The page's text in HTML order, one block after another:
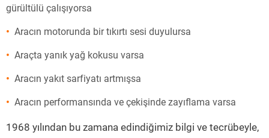
gürültülü çalışıyorsa
Aracın motorunda bir tıkırtı sesi duyulursa
Araçta yanık yağ kokusu varsa
Aracın yakıt sarfiyatı artmışsa
Aracın performansında ve çekişinde zayıflama varsa
1968 yılından bu zamana edindiğimiz bilgi ve tecrübeyle,